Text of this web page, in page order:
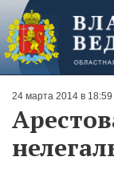
24 марта 2014 в 18:59